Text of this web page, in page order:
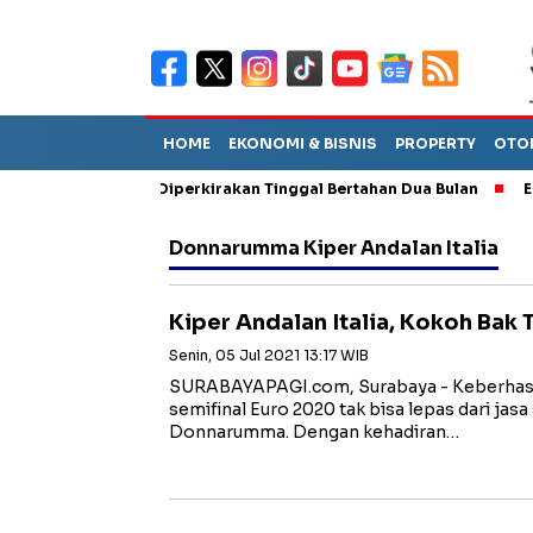
HOME EKONOMI & BISNIS PROPERTY
Sebut TPA Diperkirakan Tinggal Bertahan Dua Bulan
Donnarumma Kiper Andalan Italia
Kiper Andalan Italia, Kokoh Bak
Senin, 05 Jul 2021 13:17 WIB
SURABAYAPAGI.com, Surabaya -
semifinal Euro 2020 tak bisa lepas dari
Donnarumma. Dengan kehadiran…